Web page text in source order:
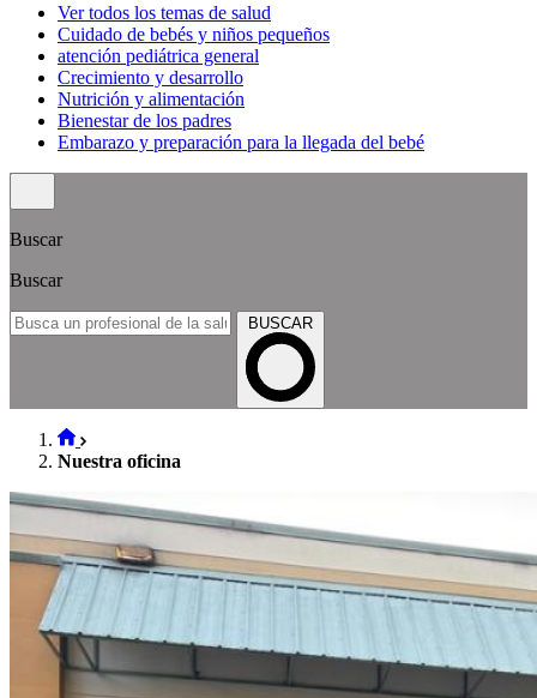
Ver todos los temas de salud
Cuidado de bebés y niños pequeños
atención pediátrica general
Crecimiento y desarrollo
Nutrición y alimentación
Bienestar de los padres
Embarazo y preparación para la llegada del bebé
Buscar
Buscar
BUSCAR
Nuestra oficina